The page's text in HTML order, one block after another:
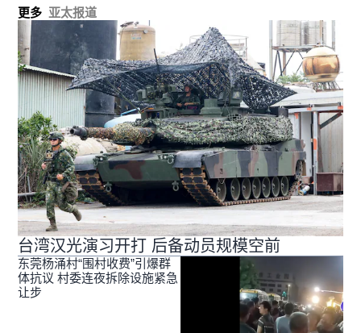
更多 亚太报道
台湾汉光演习开打 后备动员规模空前
东莞杨涌村“围村收费”引爆群
体抗议 村委连夜拆除设施紧急
让步